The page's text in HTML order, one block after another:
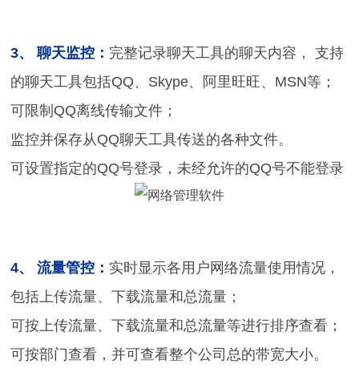
3、 聊天监控： 完整记录聊天工具的聊天内容， 支持
的聊天工具包括QQ、Skype、阿里旺旺、MSN等；
可限制QQ离线传输文件；
监控并保存从QQ聊天工具传送的各种文件。
可设置指定的QQ号登录，未经允许的QQ号不能登录
4、 流量管控： 实时显示各用户网络流量使用情况，
包括上传流量、下载流量和总流量；
可按上传流量、下载流量和总流量等进行排序查看；
可按部门查看，并可查看整个公司总的带宽大小。